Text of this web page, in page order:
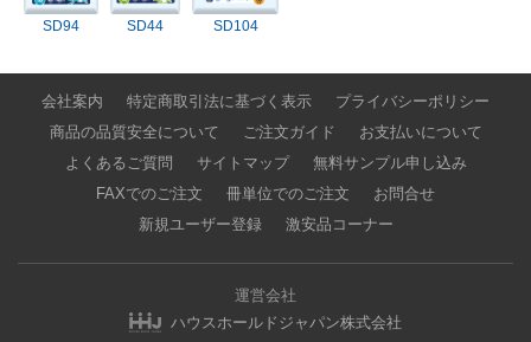
SD94 SD44 SD104
会社案内 特定商取引法に基づく表示
プライバシーポリシー
商品の品質安全について
ご注文ガイド
お支払いについて
よくあるご質問
サイトマップ
無料サンプル申し込み
FAXでのご注文
冊単位でのご注文
お問合せ
新規ユーザー登録
激安品コーナー
運営会社
ハウスホールドジャパン株式会社